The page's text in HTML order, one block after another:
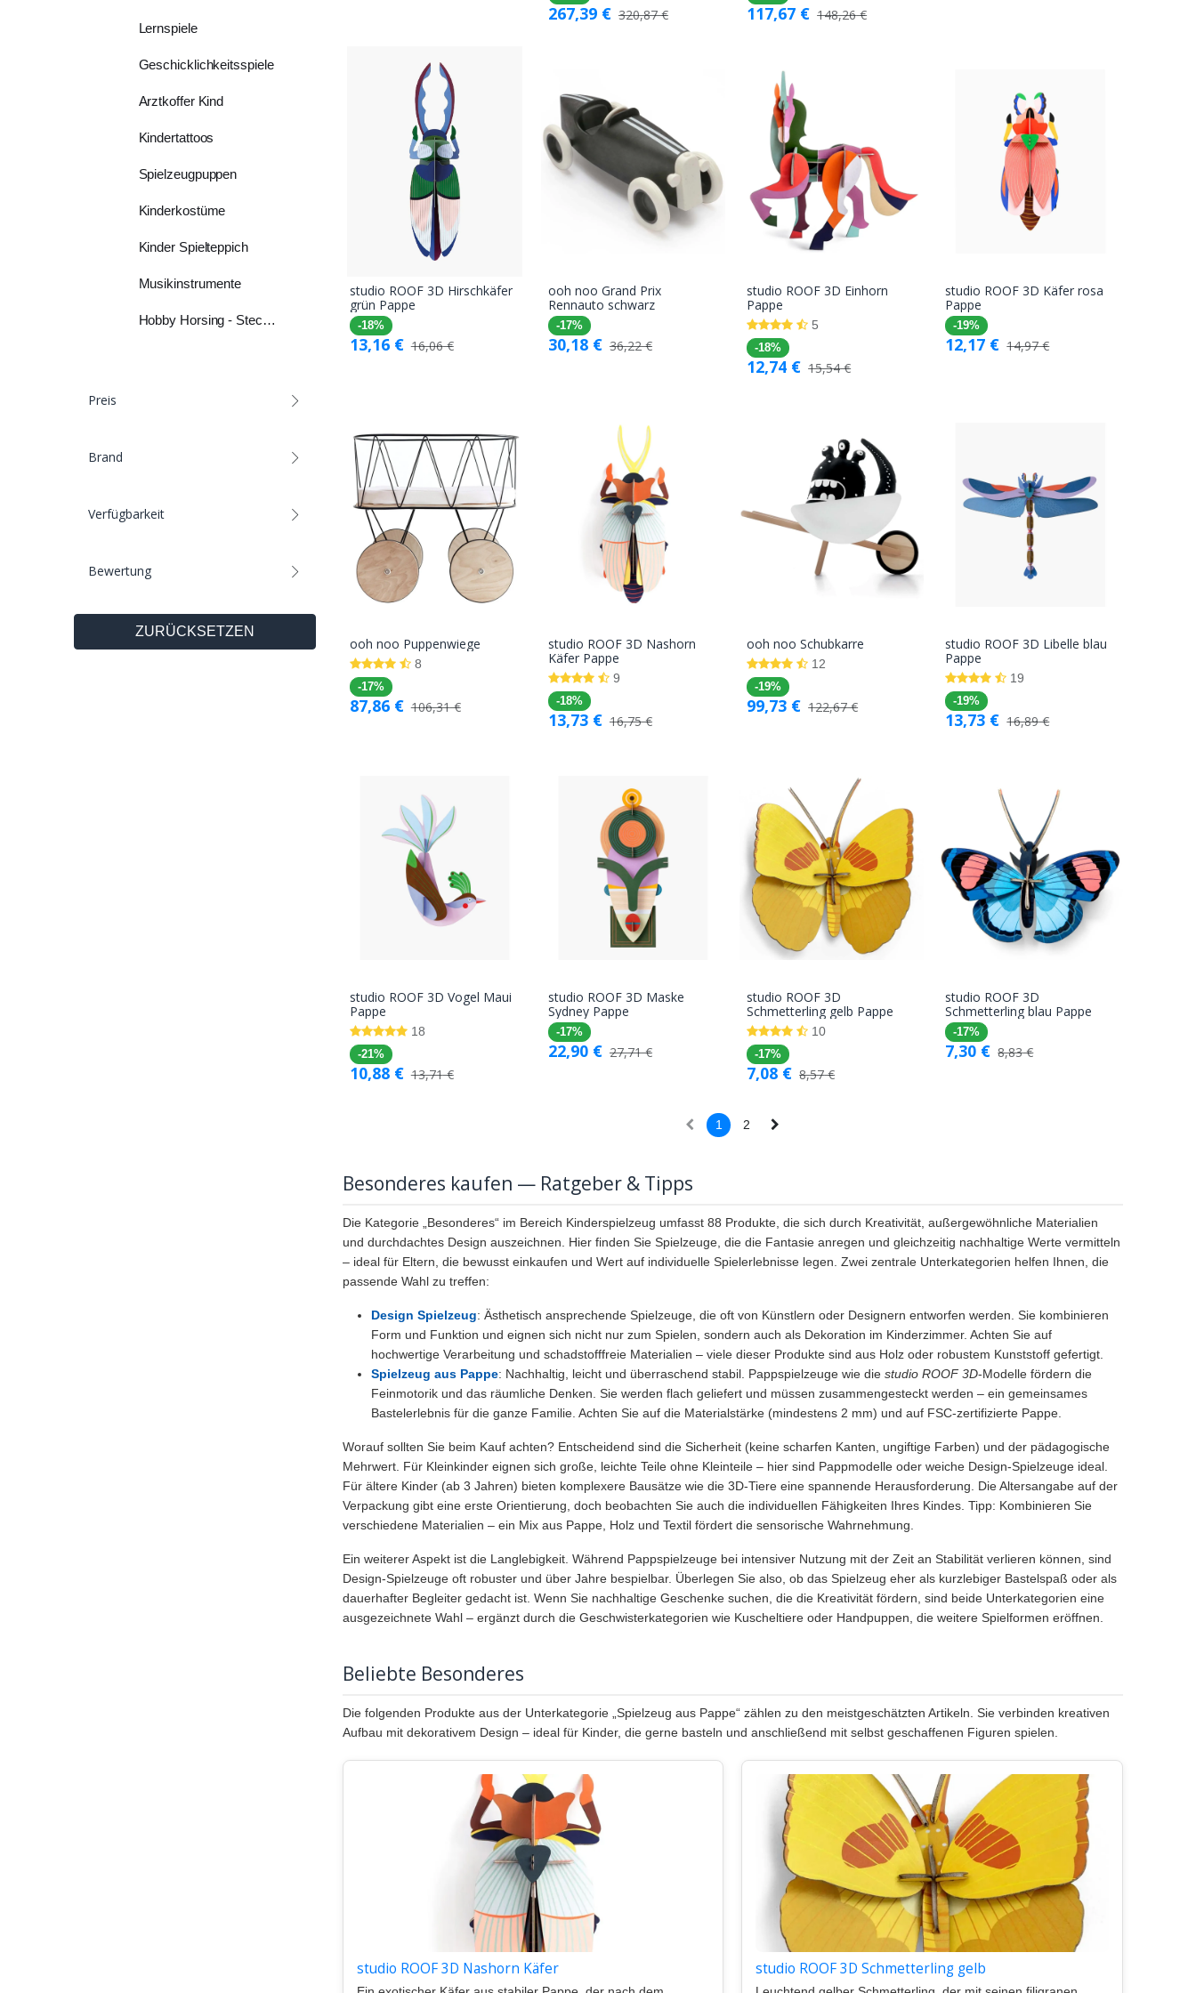
Lernspiele
Geschicklichkeitsspiele
Arztkoffer Kind
Kindertattoos
Spielzeugpuppen
Kinderkostüme
Kinder Spielteppich
Musikinstrumente
Hobby Horsing - Steckenpferde
Preis
Brand
Verfügbarkeit
Bewertung
ZURÜCKSETZEN
267,39€ 320,87€ 117,67 € 148,26€
studio ROOF 3D Hirschkäfer
grün Pappe
-18%
13,16€ 16,06€
In den
ooh noo Grand Prix
Rennauto schwarz
-17%
30,18€ 36,22€
Warenkorb
studio ROOF 3D Einhorn
Pappe
5
-18%
12,74 € 15,54€
studio ROOF 3D Käfer rosa
Pappe
-19%
12,17 € 14,97€
In den
ooh noo Puppenwiege
8
-17%
87,86€ 106,31€
Warenkorb
studio ROOF 3D Nashorn
Käfer Pappe
9
-18%
13,73€ 16,75€
In den
ooh noo Schubkarre
12
-19%
99,73 € 122,67€
Warenkorb
studio ROOF 3D Libelle blau
Pappe
19
-19%
13,73 € 16,89€
Warenkorb
studio ROOF 3D Vogel Maui
Pappe
18
-21%
10,88€ 13,71€
In den
studio ROOF 3D Maske
Sydney Pappe
-17%
22,90€ 27,71€
In den
Warenkorb
studio ROOF 3D
Schmetterling gelb Pappe
10
-17%
7,08 € 8,57€
In den
studio ROOF 3D
Schmetterling blau Pappe
-17%
7,30 € 8,83€
1 2
Besonderes kaufen — Ratgeber & Tipps
Die Kategorie „Besonderes“ im Bereich Kinderspielzeug umfasst 88 Produkte, die sich durch Kreativität, außergewöhnliche Materialien
und durchdachtes Design auszeichnen. Hier finden Sie Spielzeuge, die die Fantasie anregen und gleichzeitig nachhaltige Werte vermitteln
– ideal für Eltern, die bewusst einkaufen und Wert auf individuelle Spielerlebnisse legen. Zwei zentrale Unterkategorien helfen Ihnen, die
passende Wahl zu treffen:
Design Spielzeug: Ästhetisch ansprechende Spielzeuge, die oft von Künstlern oder Designern entworfen werden. Sie kombinieren
Form und Funktion und eignen sich nicht nur zum Spielen, sondern auch als Dekoration im Kinderzimmer. Achten Sie auf
hochwertige Verarbeitung und schadstofffreie Materialien – viele dieser Produkte sind aus Holz oder robustem Kunststoff gefertigt.
Spielzeug aus Pappe: Nachhaltig, leicht und überraschend stabil. Pappspielzeuge wie die studio ROOF 3D-Modelle fördern die
Feinmotorik und das räumliche Denken. Sie werden flach geliefert und müssen zusammengesteckt werden – ein gemeinsames
Bastelerlebnis für die ganze Familie. Achten Sie auf die Materialstärke (mindestens 2 mm) und auf FSC-zertifizierte Pappe.
Worauf sollten Sie beim Kauf achten? Entscheidend sind die Sicherheit (keine scharfen Kanten, ungiftige Farben) und der pädagogische
Mehrwert. Für Kleinkinder eignen sich große, leichte Teile ohne Kleinteile – hier sind Pappmodelle oder weiche Design-Spielzeuge ideal.
Für ältere Kinder (ab 3 Jahren) bieten komplexere Bausätze wie die 3D-Tiere eine spannende Herausforderung. Die Altersangabe auf der
Verpackung gibt eine erste Orientierung, doch beobachten Sie auch die individuellen Fähigkeiten Ihres Kindes. Tipp: Kombinieren Sie
verschiedene Materialien – ein Mix aus Pappe, Holz und Textil fördert die sensorische Wahrnehmung.
Ein weiterer Aspekt ist die Langlebigkeit. Während Pappspielzeuge bei intensiver Nutzung mit der Zeit an Stabilität verlieren können, sind
Design-Spielzeuge oft robuster und über Jahre bespielbar. Überlegen Sie also, ob das Spielzeug eher als kurzlebiger Bastelspaß oder als
dauerhafter Begleiter gedacht ist. Wenn Sie nachhaltige Geschenke suchen, die die Kreativität fördern, sind beide Unterkategorien eine
ausgezeichnete Wahl – ergänzt durch die Geschwisterkategorien wie Kuscheltiere oder Handpuppen, die weitere Spielformen eröffnen.
Beliebte Besonderes
Die folgenden Produkte aus der Unterkategorie „Spielzeug aus Pappe“ zählen zu den meistgeschätzten Artikeln. Sie verbinden kreativen
Aufbau mit dekorativem Design – ideal für Kinder, die gerne basteln und anschließend mit selbst geschaffenen Figuren spielen.
studio ROOF 3D Nashorn Käfer studio ROOF 3D Schmetterling gelb